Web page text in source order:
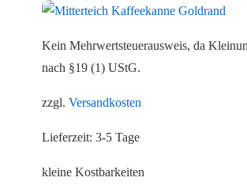
Kein Mehrwertsteuerausweis, da
nach §19 (1) UStG.
zzgl. Versandkosten
Lieferzeit: 3-5 Tage
kleine Kostbarkeiten